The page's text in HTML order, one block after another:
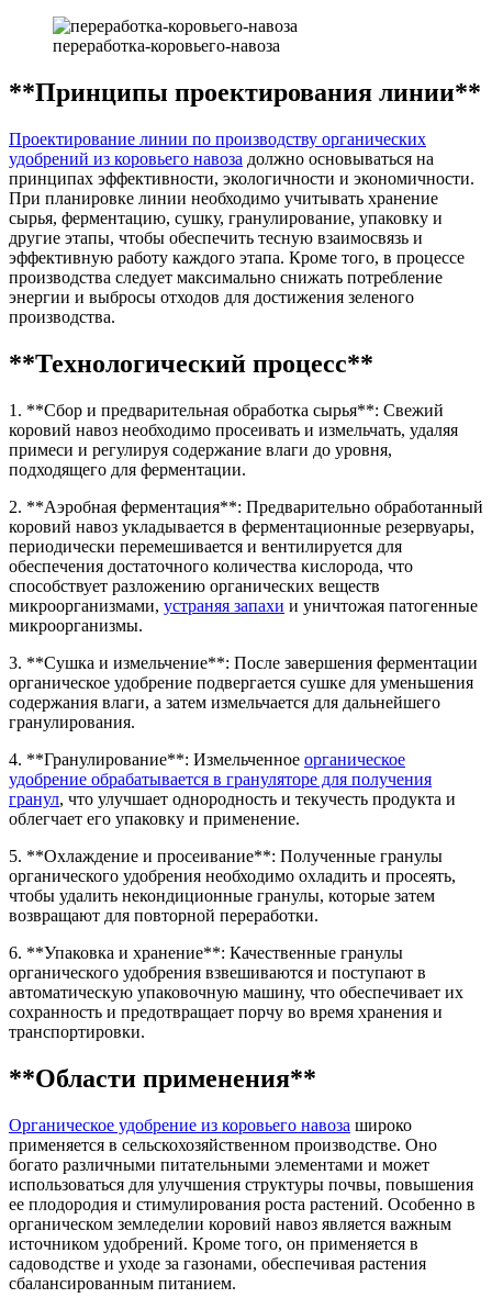
переработка-коровьего-навоза
**Принципы проектирования линии**
Проектирование линии по производству органических
удобрений из коровьего навоза должно основываться на
принципах эффективности, экологичности и экономичности.
При планировке линии необходимо учитывать хранение
сырья, ферментацию, сушку, гранулирование, упаковку и
другие этапы, чтобы обеспечить тесную взаимосвязь и
эффективную работу каждого этапа. Кроме того, в процессе
производства следует максимально снижать потребление
энергии и выбросы отходов для достижения зеленого
производства.
**Технологический процесс**
1. **Сбор и предварительная обработка сырья**: Свежий
коровий навоз необходимо просеивать и измельчать, удаляя
примеси и регулируя содержание влаги до уровня,
подходящего для ферментации.
2. **Аэробная ферментация**: Предварительно обработанный
коровий навоз укладывается в ферментационные резервуары,
периодически перемешивается и вентилируется для
обеспечения достаточного количества кислорода, что
способствует разложению органических веществ
микроорганизмами, устраняя запахи и уничтожая патогенные
микроорганизмы.
3. **Сушка и измельчение**: После завершения ферментации
органическое удобрение подвергается сушке для уменьшения
содержания влаги, а затем измельчается для дальнейшего
гранулирования.
4. **Гранулирование**: Измельченное органическое
удобрение обрабатывается в грануляторе для получения
гранул, что улучшает однородность и текучесть продукта и
облегчает его упаковку и применение.
5. **Охлаждение и просеивание**: Полученные гранулы
органического удобрения необходимо охладить и просеять,
чтобы удалить некондиционные гранулы, которые затем
возвращают для повторной переработки.
6. **Упаковка и хранение**: Качественные гранулы
органического удобрения взвешиваются и поступают в
автоматическую упаковочную машину, что обеспечивает их
сохранность и предотвращает порчу во время хранения и
транспортировки.
**Области применения**
Органическое удобрение из коровьего навоза широко
применяется в сельскохозяйственном производстве. Оно
богато различными питательными элементами и может
использоваться для улучшения структуры почвы, повышения
ее плодородия и стимулирования роста растений. Особенно в
органическом земледелии коровий навоз является важным
источником удобрений. Кроме того, он применяется в
садоводстве и уходе за газонами, обеспечивая растения
сбалансированным питанием.